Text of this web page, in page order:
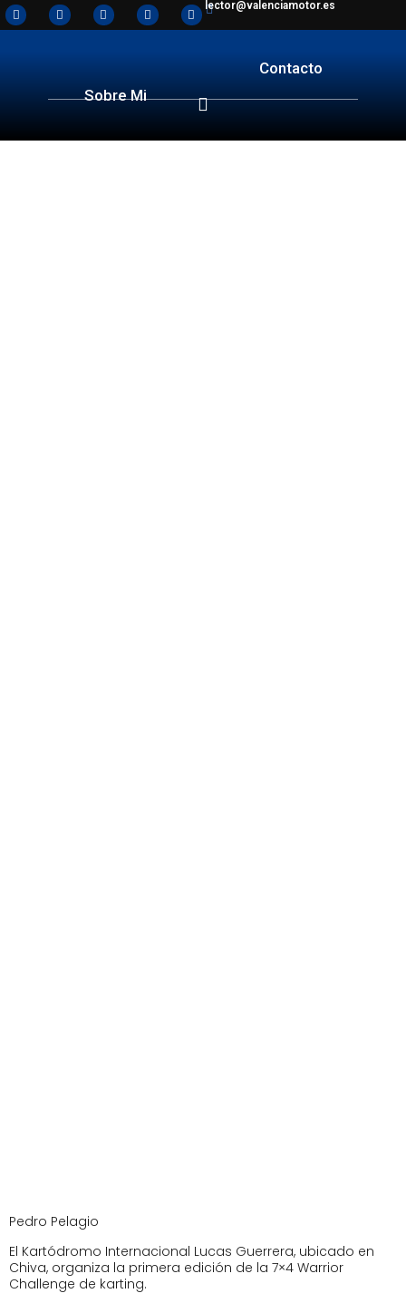
lector@valenciamotor.es
Sobre Mi
Contacto
Pedro Pelagio
El Kartódromo Internacional Lucas Guerrera, ubicado en
Chiva, organiza la primera edición de la 7×4 Warrior
Challenge de karting.